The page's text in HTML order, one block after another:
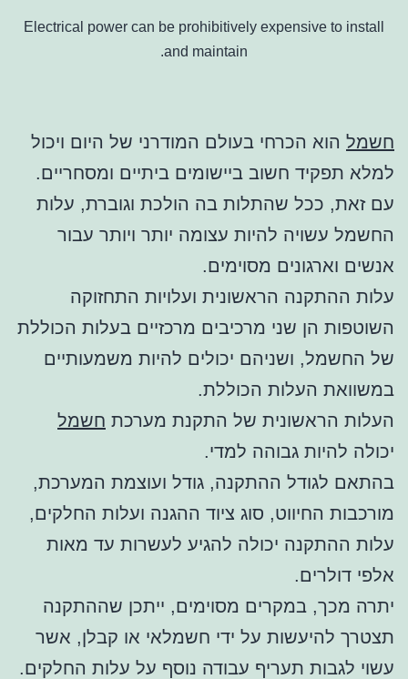
Electrical power can be prohibitively expensive to install
and maintain.
חשמל הוא הכרחי בעולם המודרני של היום ויכול
למלא תפקיד חשוב ביישומים ביתיים ומסחריים.
עם זאת, ככל שהתלות בה הולכת וגוברת, עלות
החשמל עשויה להיות עצומה יותר ויותר עבור
אנשים וארגונים מסוימים.
עלות ההתקנה הראשונית ועלויות התחזוקה
השוטפות הן שני מרכיבים מרכזיים בעלות הכוללת
של החשמל, ושניהם יכולים להיות משמעותיים
במשוואת העלות הכוללת.
העלות הראשונית של התקנת מערכת חשמל
יכולה להיות גבוהה למדי.
בהתאם לגודל ההתקנה, גודל ועוצמת המערכת,
מורכבות החיווט, סוג ציוד ההגנה ועלות החלקים,
עלות ההתקנה יכולה להגיע לעשרות עד מאות
אלפי דולרים.
יתרה מכך, במקרים מסוימים, ייתכן שההתקנה
תצטרך להיעשות על ידי חשמלאי או קבלן, אשר
עשוי לגבות תעריף עבודה נוסף על עלות החלקים.